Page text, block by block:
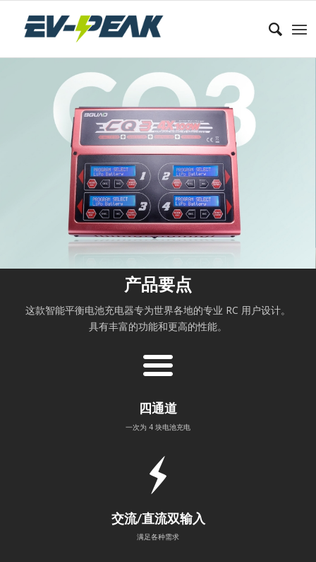
产品要点
这款智能平衡电池充电器专为世界各地的专业 RC 用户设计。
具有丰富的功能和更高的性能。
四通道
一次为 4 块电池充电
交流/直流双输入
满足各种需求